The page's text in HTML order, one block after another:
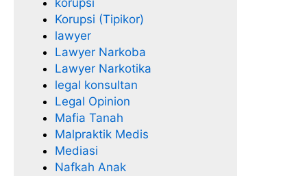
korupsi
Korupsi (Tipikor)
lawyer
Lawyer Narkoba
Lawyer Narkotika
legal konsultan
Legal Opinion
Mafia Tanah
Malpraktik Medis
Mediasi
Nafkah Anak